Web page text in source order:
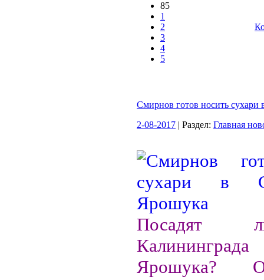
85
1
2
3
4
5
Смирнов готов носить
2-08-2017 | Раздел: Главная
Посадят
Калининграда
Ярошука?